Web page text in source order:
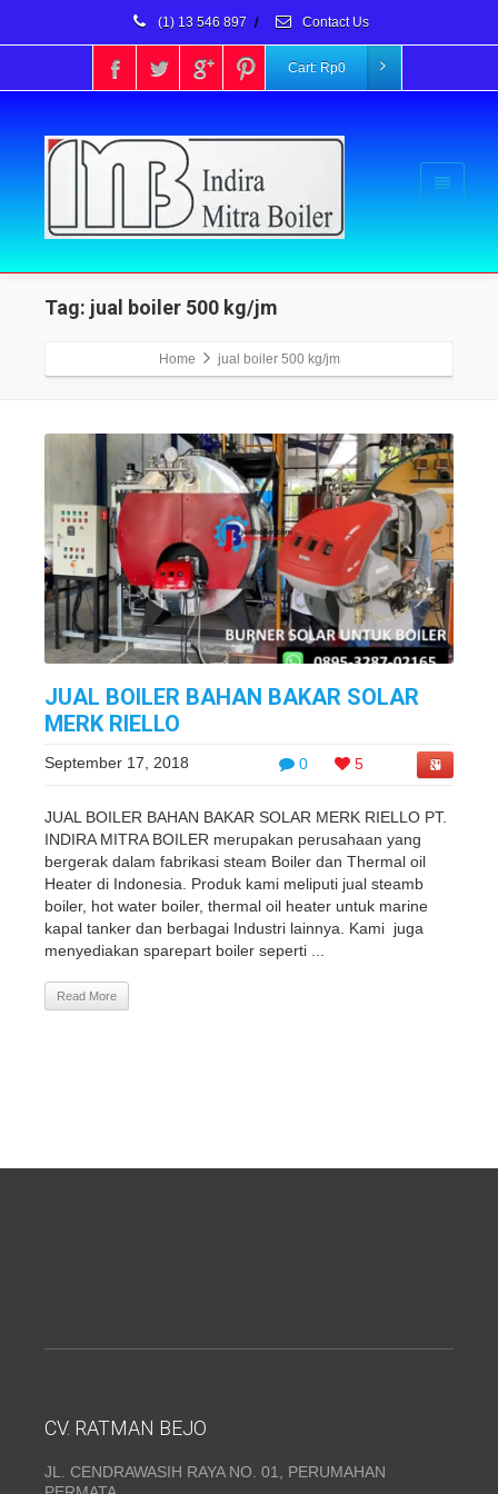
(1) 13 546 897 / Contact Us
Cart: Rp0
Tag: jual boiler 500 kg/jm
Home jual boiler 500 kg/jm
JUAL BOILER BAHAN BAKAR SOLAR
MERK RIELLO
0 5
September 17, 2018
JUAL BOILER BAHAN BAKAR SOLAR MERK RIELLO PT.
INDIRA MITRA BOILER merupakan perusahaan yang
bergerak dalam fabrikasi steam Boiler dan Thermal oil
Heater di Indonesia. Produk kami meliputi jual steamb
boiler, hot water boiler, thermal oil heater untuk marine
kapal tanker dan berbagai Industri lainnya. Kami juga
menyediakan sparepart boiler seperti ...
Read More
CV. RATMAN BEJO
JL. CENDRAWASIH RAYA NO. 01, PERUMAHAN